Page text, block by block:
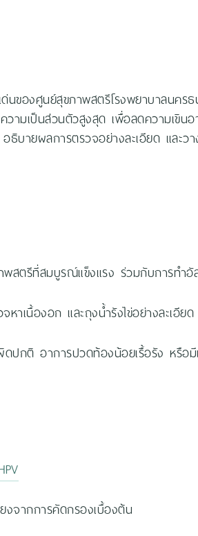
ด่นของศูนย์สุขภาพสตรีโรงพยาบาลน
ามเป็นส่วนตัวสูงสุด เพื่อลดความเขิน
บายผลการตรวจอย่างละเอียด และ
ตรีที่สมบูรณ์แข็งแรง ร่วมกับการทำอั
าเนื้องอก และถุงน้ำรังไข่อย่างละเอียด
ดปกติ อาการปวดท้องน้อยเรื้อรัง หรื
จากการคัดกรองเบื้องต้น